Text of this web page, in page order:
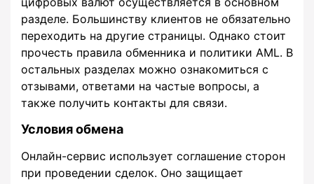
разделе. Большинству клиентов не обязательно
переходить на другие страницы. Однако стоит
прочесть правила обменника и политики AML. В
остальных разделах можно ознакомиться с
отзывами, ответами на частые вопросы, а
также получить контакты для связи.
Условия обмена
Онлайн-сервис использует соглашение сторон
при проведении сделок. Оно защищает